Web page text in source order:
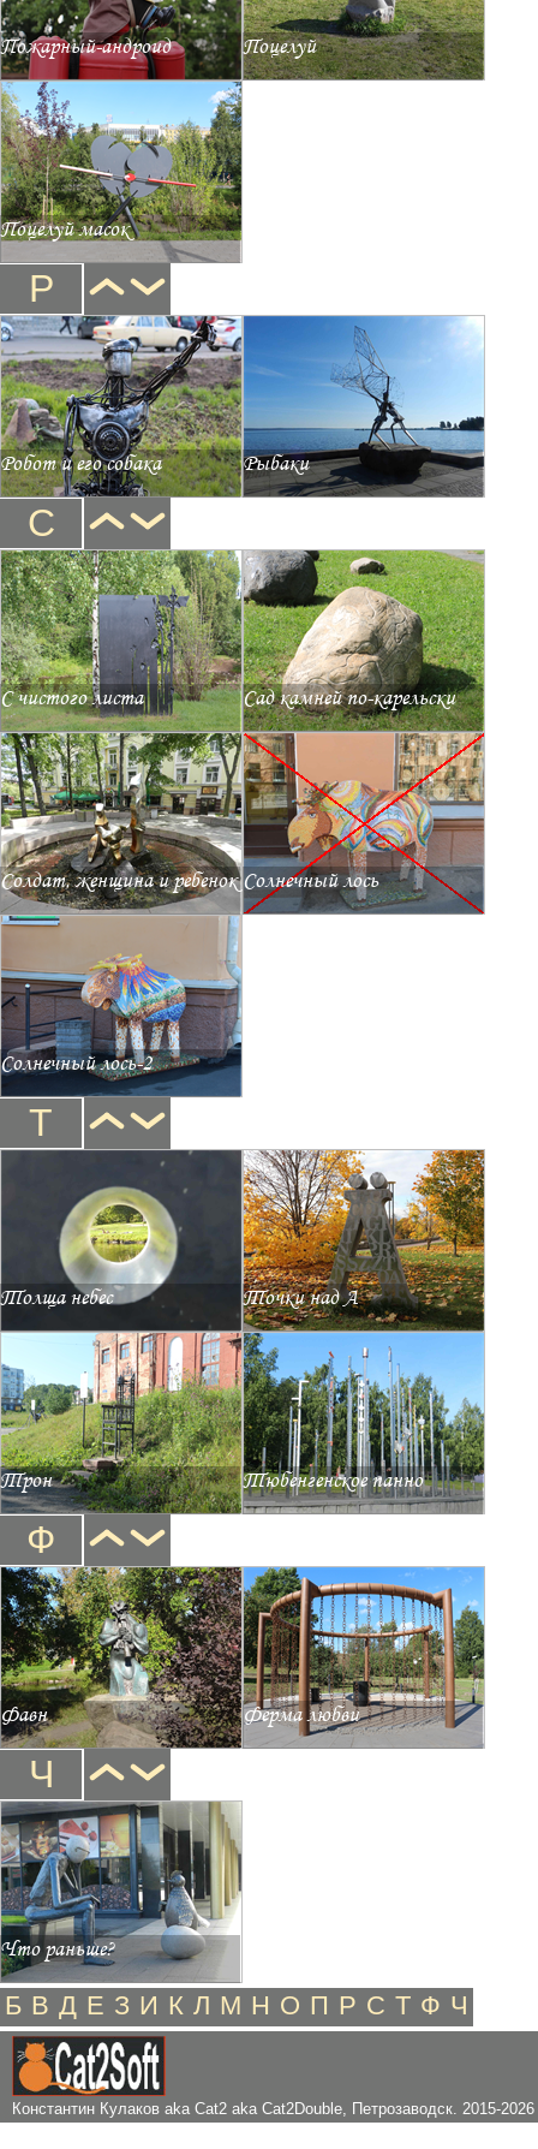
Пожарный-андроид Поцелуй
Поцелуй масок
Р
Робот и его собака Рыбаки
С
С чистого листа Сад камней по-карельски
Солдат, женщина и ребенок Солнечный лось
Солнечный лось-2
Т
Толща небес Точки над А
Трон Тюбенгенское панно
Ф
Фавн Ферма любви
Ч
Что раньше?
Б В Д Е З И К Л М Н О П Р С Т Ф Ч
Константин Кулаков aka Cat2 aka Cat2Double, Петрозаводск. 2015-2026